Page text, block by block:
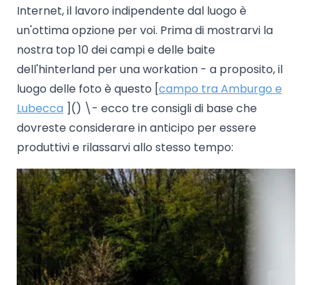
Internet, il lavoro indipendente dal luogo è
un'ottima opzione per voi. Prima di mostrarvi la
nostra top 10 dei campi e delle baite
dell'hinterland per una workation - a proposito, il
luogo delle foto è questo [campo tra Amburgo e
Lubecca ]() \- ecco tre consigli di base che
dovreste considerare in anticipo per essere
produttivi e rilassarvi allo stesso tempo: